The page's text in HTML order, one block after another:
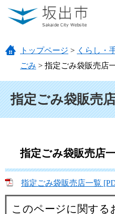
ページの先頭です。
メニューを飛ばして本文へ
トップページ > くらし・
ごみ > 指定ごみ袋販売店
指定ごみ袋販売
指定ごみ袋販売店
指定ごみ袋販売店一覧
このページに関する